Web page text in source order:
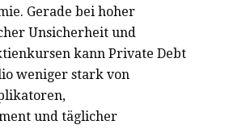
Gerade bei hoher
Unsicherheit und
kann Private Debt
weniger stark von
und täglicher